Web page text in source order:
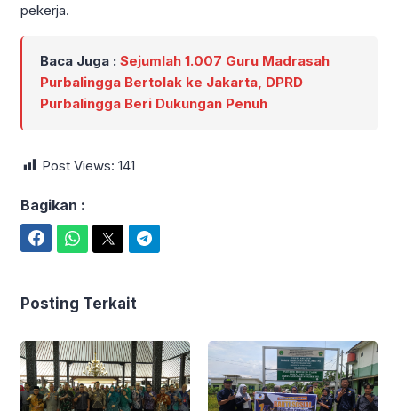
pekerja.
Baca Juga : Sejumlah 1.007 Guru Madrasah
Purbalingga Bertolak ke Jakarta, DPRD
Purbalingga Beri Dukungan Penuh
Post Views: 141
Bagikan :
Posting Terkait